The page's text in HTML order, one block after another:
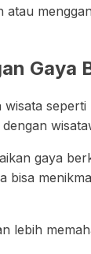
Gaya
gaya
lebih